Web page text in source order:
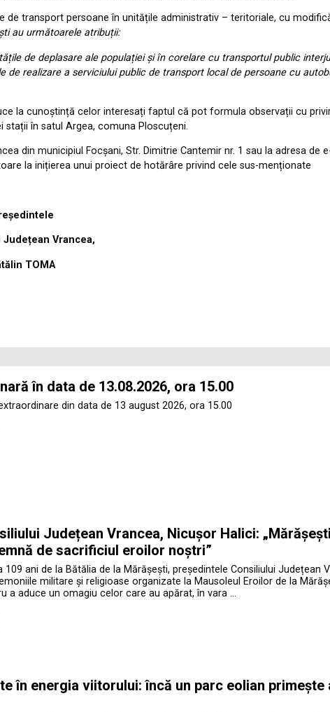
de transport persoane în unitățile administrativ – teritoriale, cu
au următoarele atribuții:
de deplasare ale populației și în corelare cu transportul public
realizare a serviciului public de transport local de persoane cu
la cunoștință celor interesați faptul că pot formula observații cu
stații în satul Argea, comuna Ploscuțeni.
din municipiul Focșani, Str. Dimitrie Cantemir nr. 1 sau la adresa de
la inițierea unui proiect de hotărâre privind cele sus-menționate
Vrancea,
TOMA
în data de 13.08.2026, ora 15.00
din data de 13 august 2026, ora 15.00
Județean Vrancea, Nicușor Halici:
de sacrificiul eroilor noștri”
ani de la Bătălia de la Mărășești, președintele Consiliului Județean
militare și religioase organizate la Mausoleul Eroilor de la
a aduce un omagiu celor care au apărat, în vara …
în energia viitorului: încă un parc eolian